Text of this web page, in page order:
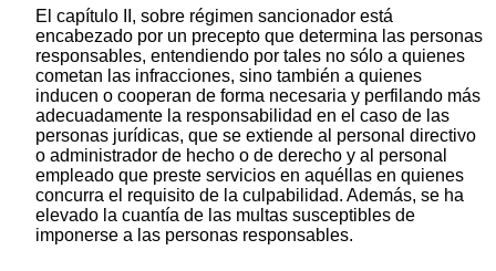
El capítulo II, sobre régimen sancionador está
encabezado por un precepto que determina las personas
responsables, entendiendo por tales no sólo a quienes
cometan las infracciones, sino también a quienes
inducen o cooperan de forma necesaria y perfilando más
adecuadamente la responsabilidad en el caso de las
personas jurídicas, que se extiende al personal directivo
o administrador de hecho o de derecho y al personal
empleado que preste servicios en aquéllas en quienes
concurra el requisito de la culpabilidad. Además, se ha
elevado la cuantía de las multas susceptibles de
imponerse a las personas responsables.